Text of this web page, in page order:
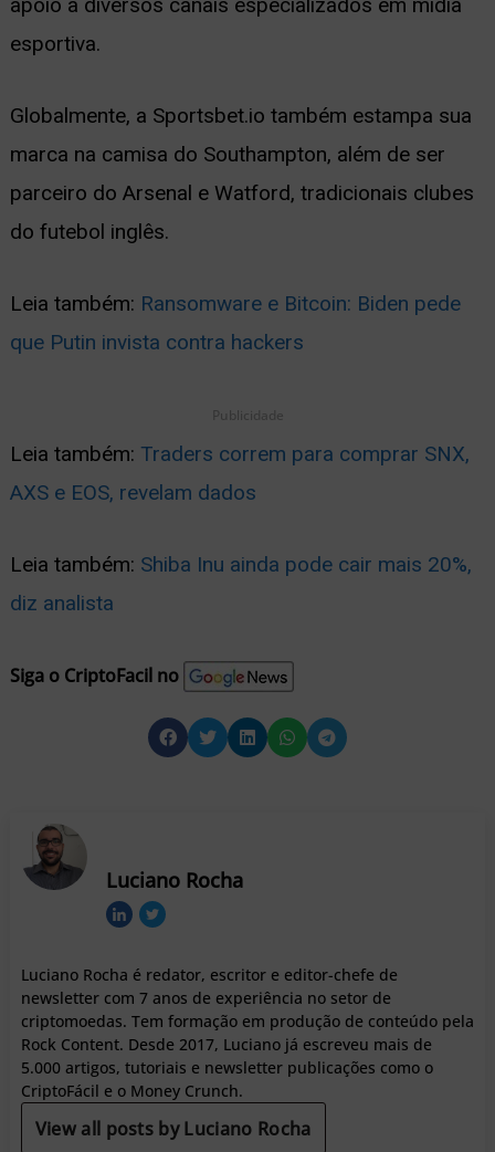
esportiva.
Globalmente, a Sportsbet.io também estampa sua
marca na camisa do Southampton, além de ser
parceiro do Arsenal e Watford, tradicionais clubes
do futebol inglês.
Leia também: Ransomware e Bitcoin: Biden pede
que Putin invista contra hackers
Publicidade
Leia também: Traders correm para comprar SNX,
AXS e EOS, revelam dados
Leia também: Shiba Inu ainda pode cair mais 20%,
diz analista
Siga o CriptoFacil no
Luciano Rocha
Luciano Rocha é redator, escritor e editor-chefe de
newsletter com 7 anos de experiência no setor de
criptomoedas. Tem formação em produção de conteúdo pela
Rock Content. Desde 2017, Luciano já escreveu mais de
5.000 artigos, tutoriais e newsletter publicações como o
CriptoFácil e o Money Crunch.
View all posts by Luciano Rocha